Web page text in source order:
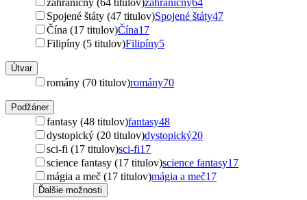
zahraničný (64 titulov)zahraničný64
Spojené štáty (47 titulov)Spojené štáty47
Čína (17 titulov)Čína17
Filipíny (5 titulov)Filipíny5
Útvar
romány (70 titulov)romány70
Podžáner
fantasy (48 titulov)fantasy48
dystopický (20 titulov)dystopický20
sci-fi (17 titulov)sci-fi17
science fantasy (17 titulov)science fantasy17
mágia a meč (17 titulov)mágia a meč17
Ďalšie možnosti